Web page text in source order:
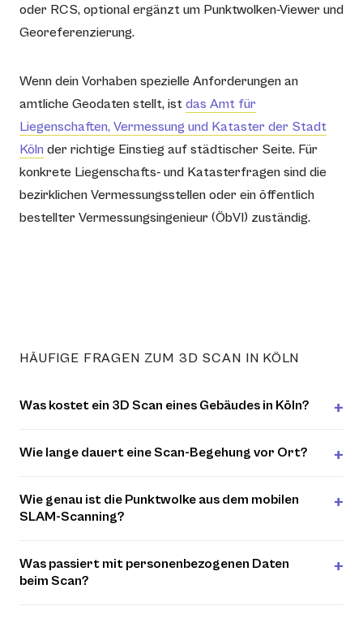
oder RCS, optional ergänzt um Punktwolken-Viewer und
Georeferenzierung.
Wenn dein Vorhaben spezielle Anforderungen an
amtliche Geodaten stellt, ist das Amt für
Liegenschaften, Vermessung und Kataster der Stadt
Köln der richtige Einstieg auf städtischer Seite. Für
konkrete Liegenschafts- und Katasterfragen sind die
bezirklichen Vermessungsstellen oder ein öffentlich
bestellter Vermessungsingenieur (ÖbVI) zuständig.
HÄUFIGE FRAGEN ZUM 3D SCAN IN KÖLN
Was kostet ein 3D Scan eines Gebäudes in Köln?
Wie lange dauert eine Scan-Begehung vor Ort?
Wie genau ist die Punktwolke aus dem mobilen
SLAM-Scanning?
Was passiert mit personenbezogenen Daten
beim Scan?